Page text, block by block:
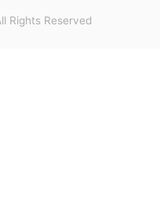
Rights Reserved